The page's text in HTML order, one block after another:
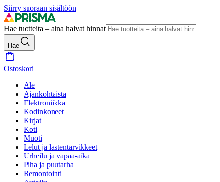
Siirry suoraan sisältöön
Hae tuotteita – aina halvat hinnat
Hae
Ostoskori
Ale
Ajankohtaista
Elektroniikka
Kodinkoneet
Kirjat
Koti
Muoti
Lelut ja lastentarvikkeet
Urheilu ja vapaa-aika
Piha ja puutarha
Remontointi